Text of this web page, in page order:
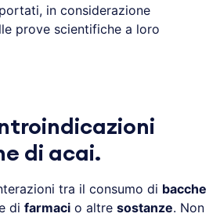
in considerazione
prove scientifiche a loro
di acai.
tra il consumo di bacche
di farmaci o altre sostanze. Non